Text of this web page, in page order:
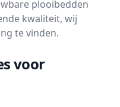
plooibedden
kwaliteit, wij
te vinden.
voor